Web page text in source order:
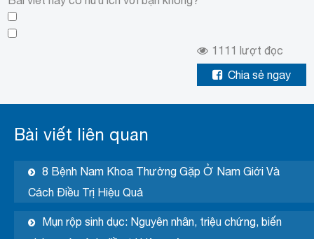
1111 lượt đọc
Chia sẻ ngay
Bài viết liên quan
8 Bệnh Nam Khoa Thường Gặp Ở Nam Giới Và
Cách Điều Trị Hiệu Quả
Mụn rộp sinh dục: Nguyên nhân, triệu chứng, biến